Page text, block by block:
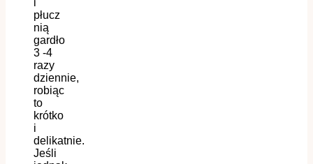
płucz
nią
gardło
3 -4
razy
dziennie,
robiąc
to
krótko
i
delikatnie.
Jeśli